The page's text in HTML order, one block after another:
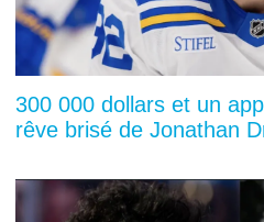
300 000 dollars et un
rêve brisé de Jonathan